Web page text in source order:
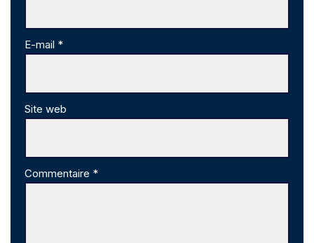
E-mail *
Site web
Commentaire *